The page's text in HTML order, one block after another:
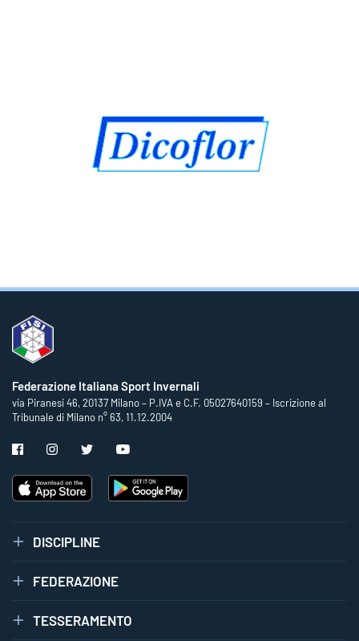
Federazione Italiana Sport Invernali
via Piranesi 46, 20137 Milano – P.IVA e C.F. 05027640159 – Iscrizione al
Tribunale di Milano n° 63, 11.12.2004
DISCIPLINE
FEDERAZIONE
TESSERAMENTO